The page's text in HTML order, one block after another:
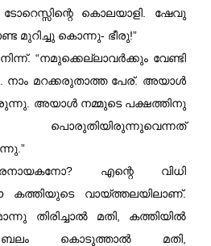
കൊലയാളി. ഷേവു
മുറിച്ചു കൊന്നു- ഭീരു!”
“നമുക്കെല്ലാവർക്കും വേണ്ടി
നാം മറക്കരുതാത്ത പേര്‌. അയാൾ
അയാൾ നമ്മുടെ പക്ഷത്തിനു
എന്റെ വിധി
കത്തിയുടെ വായ്ത്തലയിലാണ്‌.
തിരിച്ചാൽ മതി, കത്തിയിൽ
കൊടുത്താൽ മതി,